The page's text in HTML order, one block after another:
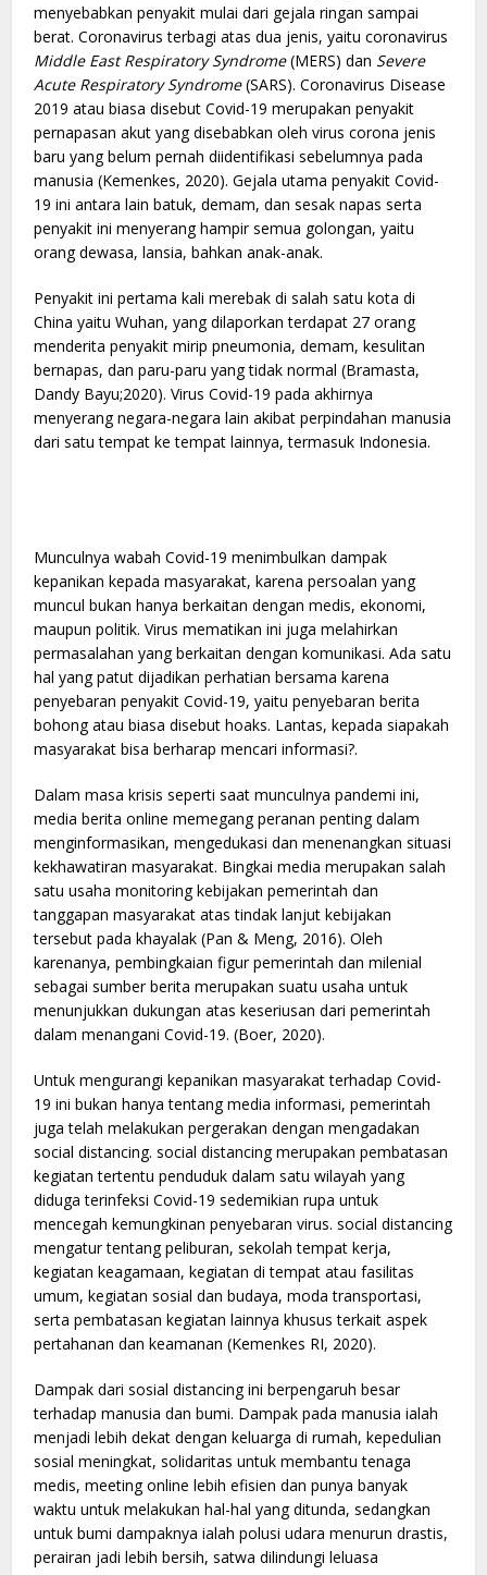
menyebabkan penyakit mulai dari gejala ringan sampai
berat. Coronavirus terbagi atas dua jenis, yaitu coronavirus
Middle East Respiratory Syndrome(MERS) dan Severe
Acute Respiratory Syndrome(SARS). Coronavirus Disease
2019 atau biasa disebut Covid-19 merupakan penyakit
pernapasan akut yang disebabkan oleh virus corona jenis
baru yang belum pernah diidentifikasi sebelumnya pada
manusia (Kemenkes, 2020). Gejala utama penyakit Covid-
19 ini antara lain batuk, demam, dan sesak napas serta
penyakit ini menyerang hampir semua golongan, yaitu
orang dewasa, lansia, bahkan anak-anak.
Penyakit ini pertama kali merebak di salah satu kota di
China yaitu Wuhan, yang dilaporkan terdapat 27 orang
menderita penyakit mirip pneumonia, demam, kesulitan
bernapas, dan paru-paru yang tidak normal (Bramasta,
Dandy Bayu;2020). Virus Covid-19 pada akhirnya
menyerang negara-negara lain akibat perpindahan manusia
dari satu tempat ke tempat lainnya, termasuk Indonesia.
Munculnya wabah Covid-19 menimbulkan dampak
kepanikan kepada masyarakat, karena persoalan yang
muncul bukan hanya berkaitan dengan medis, ekonomi,
maupun politik. Virus mematikan ini juga melahirkan
permasalahan yang berkaitan dengan komunikasi. Ada satu
hal yang patut dijadikan perhatian bersama karena
penyebaran penyakit Covid-19, yaitu penyebaran berita
bohong atau biasa disebut hoaks. Lantas, kepada siapakah
masyarakat bisa berharap mencari informasi?.
Dalam masa krisis seperti saat munculnya pandemi ini,
media berita online memegang peranan penting dalam
menginformasikan, mengedukasi dan menenangkan situasi
kekhawatiran masyarakat. Bingkai media merupakan salah
satu usaha monitoring kebijakan pemerintah dan
tanggapan masyarakat atas tindak lanjut kebijakan
tersebut pada khayalak (Pan & Meng, 2016). Oleh
karenanya, pembingkaian figur pemerintah dan milenial
sebagai sumber berita merupakan suatu usaha untuk
menunjukkan dukungan atas keseriusan dari pemerintah
dalam menangani Covid-19. (Boer, 2020).
Untuk mengurangi kepanikan masyarakat terhadap Covid-
19 ini bukan hanya tentang media informasi, pemerintah
juga telah melakukan pergerakan dengan mengadakan
social distancing. social distancing merupakan pembatasan
kegiatan tertentu penduduk dalam satu wilayah yang
diduga terinfeksi Covid-19 sedemikian rupa untuk
mencegah kemungkinan penyebaran virus. social distancing
mengatur tentang peliburan, sekolah tempat kerja,
kegiatan keagamaan, kegiatan di tempat atau fasilitas
umum, kegiatan sosial dan budaya, moda transportasi,
serta pembatasan kegiatan lainnya khusus terkait aspek
pertahanan dan keamanan (Kemenkes RI, 2020).
Dampak dari sosial distancing ini berpengaruh besar
terhadap manusia dan bumi. Dampak pada manusia ialah
menjadi lebih dekat dengan keluarga di rumah, kepedulian
sosial meningkat, solidaritas untuk membantu tenaga
medis, meeting online lebih efisien dan punya banyak
waktu untuk melakukan hal-hal yang ditunda, sedangkan
untuk bumi dampaknya ialah polusi udara menurun drastis,
perairan jadi lebih bersih, satwa dilindungi leluasa